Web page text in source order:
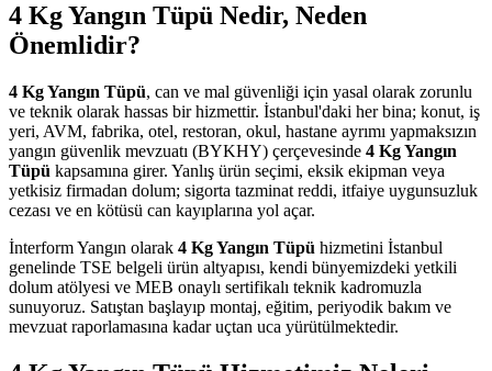
4 Kg Yangın Tüpü Nedir, Neden
Önemlidir?
4 Kg Yangın Tüpü, can ve mal güvenliği için yasal olarak zorunlu
ve teknik olarak hassas bir hizmettir. İstanbul'daki her bina; konut, iş
yeri, AVM, fabrika, otel, restoran, okul, hastane ayrımı yapmaksızın
yangın güvenlik mevzuatı (BYKHY) çerçevesinde 4 Kg Yangın
Tüpü kapsamına girer. Yanlış ürün seçimi, eksik ekipman veya
yetkisiz firmadan dolum; sigorta tazminat reddi, itfaiye uygunsuzluk
cezası ve en kötüsü can kayıplarına yol açar.
İnterform Yangın olarak 4 Kg Yangın Tüpü hizmetini İstanbul
genelinde TSE belgeli ürün altyapısı, kendi bünyemizdeki yetkili
dolum atölyesi ve MEB onaylı sertifikalı teknik kadromuzla
sunuyoruz. Satıştan başlayıp montaj, eğitim, periyodik bakım ve
mevzuat raporlamasına kadar uçtan uca yürütülmektedir.